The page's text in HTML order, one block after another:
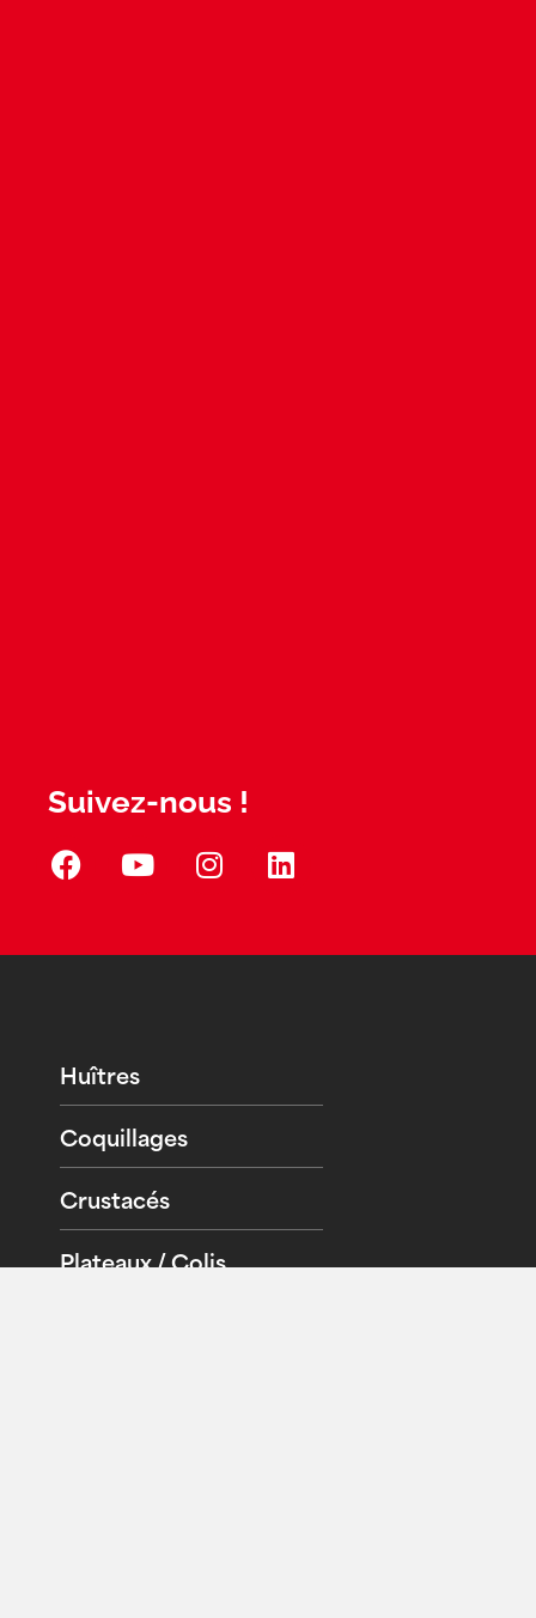
Suivez-nous !
Huîtres
Coquillages
Crustacés
Plateaux / Colis